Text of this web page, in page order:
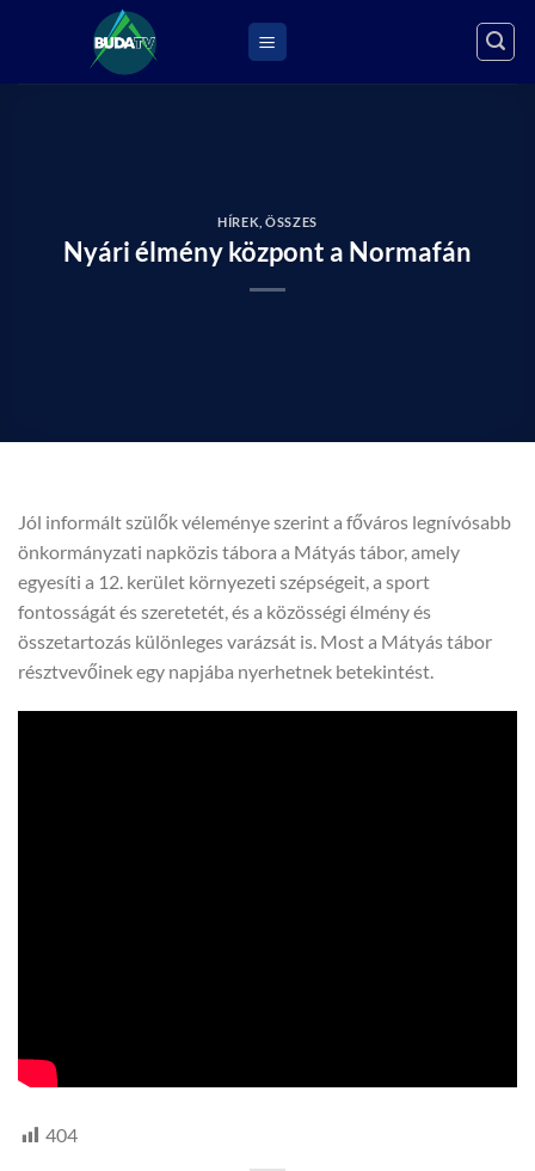
HÍREK ,ÖSSZES
Nyári élmény központ a Normafán
Jól informált szülők véleménye szerint a főváros legnívósabb
önkormányzati napközis tábora a Mátyás tábor, amely
egyesíti a 12. kerület környezeti szépségeit, a sport
fontosságát és szeretetét, és a közösségi élmény és
összetartozás különleges varázsát is. Most a Mátyás tábor
résztvevőinek egy napjába nyerhetnek betekintést.
404